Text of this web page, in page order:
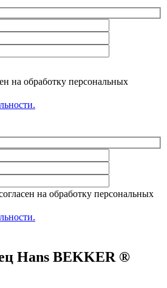
на обработку персональных
на обработку персональных
Hans BEKKER ®